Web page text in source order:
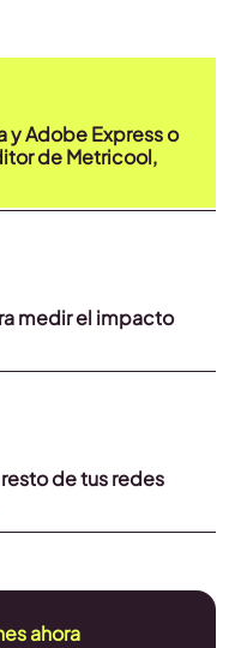
y Adobe Express o
de Metricool,
medir el impacto
de tus redes
ahora